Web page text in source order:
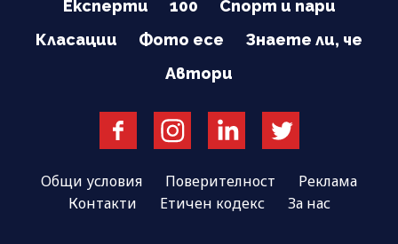
Експерти
100
Спорт и пари
Класации
Фото есе
Знаете ли, че
Автори
Общи условия Поверителност
Реклама
Контакти
Етичен кодекс За нас